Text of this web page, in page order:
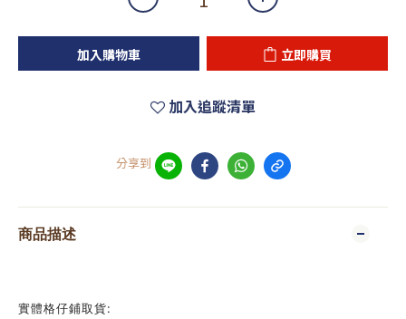
加入購物車 立即購買
加入追蹤清單
分享到
商品描述
實體格仔鋪取貨: